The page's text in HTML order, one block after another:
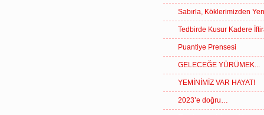
Sabırla, Köklerimizden
Tedbirde Kusur Kadere
Puantiye Prensesi
GELECEĞE YÜRÜMEK...
YEMİNİMİZ VAR HAYAT!
2023’e doğru…